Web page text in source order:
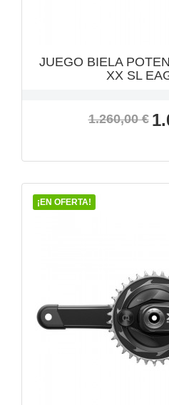
JUEGO BIELA
XX SL
Precio
1.260,00 €
¡EN OFERTA!